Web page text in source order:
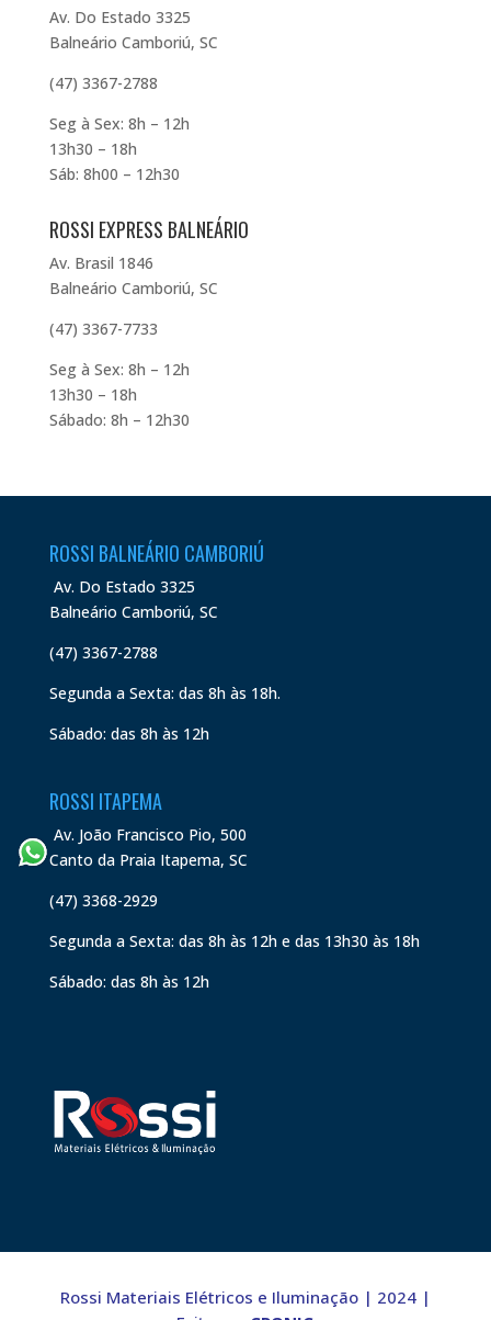
Av. Do Estado 3325
Balneário Camboriú, SC
(47) 3367-2788
Seg à Sex: 8h – 12h
13h30 – 18h
Sáb: 8h00 – 12h30
ROSSI EXPRESS BALNEÁRIO
Av. Brasil 1846
Balneário Camboriú, SC
(47) 3367-7733
Seg à Sex: 8h – 12h
13h30 – 18h
Sábado: 8h – 12h30
ROSSI BALNEÁRIO CAMBORIÚ
Av. Do Estado 3325
Balneário Camboriú, SC
(47) 3367-2788
Segunda a Sexta: das 8h às 18h.
Sábado: das 8h às 12h
ROSSI ITAPEMA
Av. João Francisco Pio, 500
Canto da Praia Itapema, SC
(47) 3368-2929
Segunda a Sexta: das 8h às 12h e das 13h30 às 18h
Sábado: das 8h às 12h
Rossi Materiais Elétricos e Iluminação | 2024 |